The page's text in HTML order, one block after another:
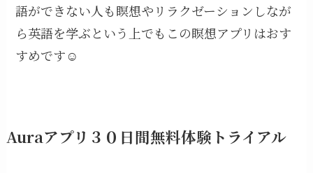
語ができない人も瞑想やリラクゼーションしなが
ら英語を学ぶという上でもこの瞑想アプリはおす
すめです☺️
Auraアプリ３０日間無料体験トライアル